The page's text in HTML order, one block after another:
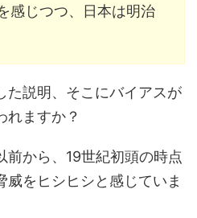
感じつつ、日本は明治
た説明、そこにバイアスが
れますか？
前から、19世紀初頭の時点
威をヒシヒシと感じていま